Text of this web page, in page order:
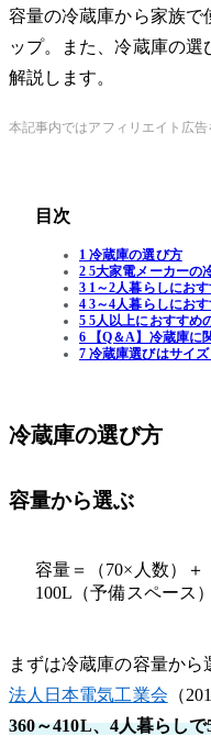
容量の冷蔵庫から家族で
ップ。また、冷蔵庫の選
解説します。
本記事内ではアフィリエイト広
目次
1 冷蔵庫の選び方
2 5大家電メーカーの
3 1～2人暮らしにお
4 3～4人暮らしにお
5 5人以上におすすめ
6 【Q＆A】冷蔵庫に
7 冷蔵庫選びはサイズ
冷蔵庫の選び方
容量から選ぶ
容量＝（70×人数）
100L（予備スペース）
まずは冷蔵庫の容量から
法人日本電気工業会 （
360～410L、4人暮らし